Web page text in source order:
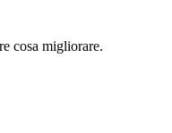
cosa migliorare.